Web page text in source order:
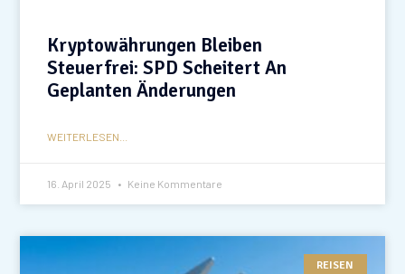
Kryptowährungen Bleiben
Steuerfrei: SPD Scheitert An
Geplanten Änderungen
WEITERLESEN...
16. April 2025 Keine Kommentare
REISEN